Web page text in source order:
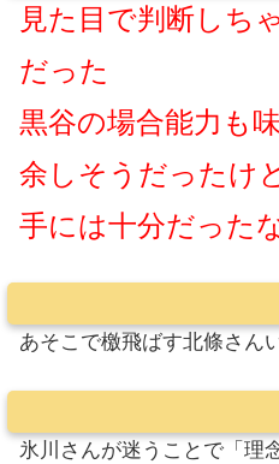
見た目で判断しち
だった
黒谷の場合能力も
余しそうだったけ
手には十分だった
あそこで檄飛ばす北條さん
氷川さんが迷うことで「理